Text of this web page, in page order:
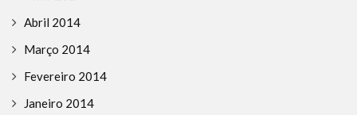
Abril 2014
Março 2014
Fevereiro 2014
Janeiro 2014